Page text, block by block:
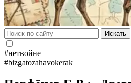
Искать
#нетвойне
#bizgatozahavokerak